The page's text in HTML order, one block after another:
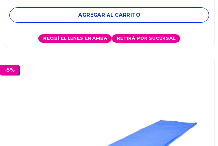
RECIBÍ EL LUNES EN AMBA RETIRÁ POR SUCURSAL
-5%